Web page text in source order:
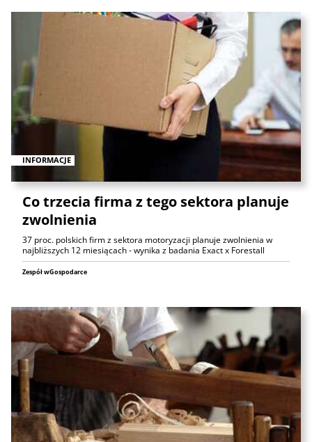
INFORMACJE
Co trzecia firma z tego sektora planuje
zwolnienia
37 proc. polskich firm z sektora motoryzacji planuje zwolnienia w
najbliższych 12 miesiącach - wynika z badania Exact x Forestall
Zespół wGospodarce